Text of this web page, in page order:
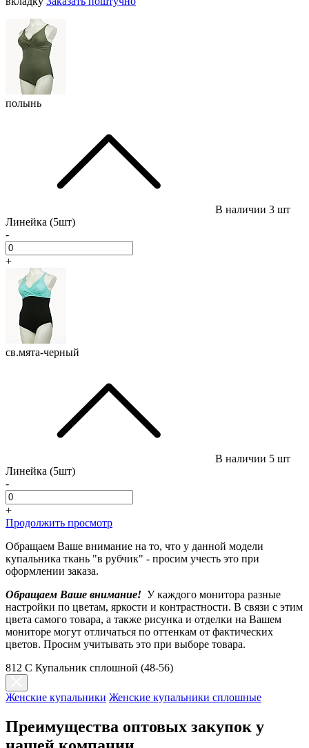
полынь
В наличии 3 шт
Линейка (5шт)
-
+
св.мята-черный
В наличии 5 шт
Линейка (5шт)
-
+
Продолжить просмотр
Обращаем Ваше внимание на то, что у данной модели
купальника ткань "в рубчик" - просим учесть это при
оформлении заказа.
Обращаем Ваше внимание! У каждого монитора разные
настройки по цветам, яркости и контрастности. В связи с этим
цвета самого товара, а также рисунка и отделки на Вашем
мониторе могут отличаться по оттенкам от фактических
цветов. Просим учитывать это при выборе товара.
812 C Купальник сплошной (48-56)
Женские купальники Женские купальники сплошные
Преимущества оптовых закупок у